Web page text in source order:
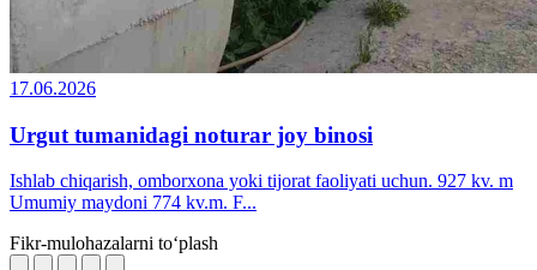
17.06.2026
Urgut tumanidagi noturar joy binosi
Ishlab chiqarish, omborxona yoki tijorat faoliyati uchun. 927 kv. m
Umumiy maydoni 774 kv.m. F...
Fikr-mulohazalarni to‘plash